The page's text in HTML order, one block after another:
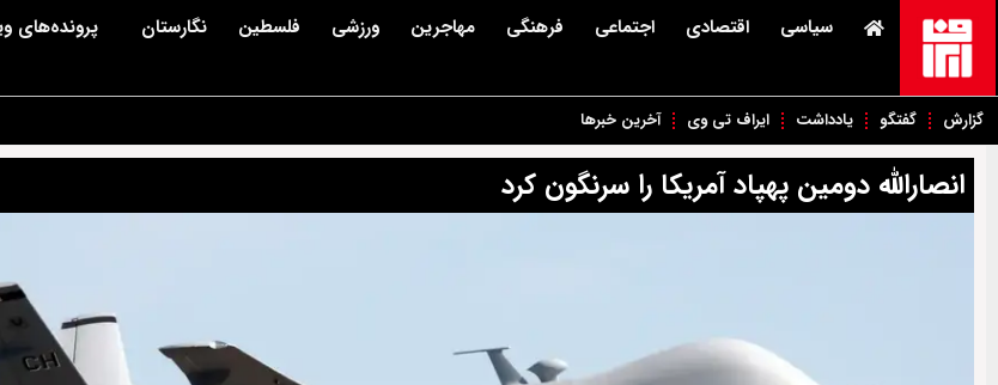
سیاسی اقتصادی اجتماعی فرهنگی مهاجرین ورزشی فلسطین نگارستان پرونده‌های
گزارش گفتگو یادداشت ایراف تی وی آخرین خبرها
انصارالله دومین پهپاد آمریکا را سرنگون کرد